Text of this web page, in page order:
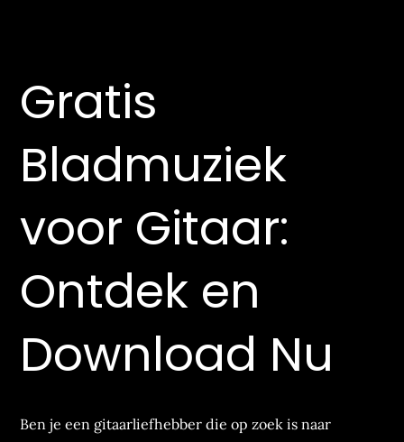
Gratis
Bladmuziek
voor Gitaar:
Ontdek en
Download Nu
Ben je een gitaarliefhebber die op zoek is naar